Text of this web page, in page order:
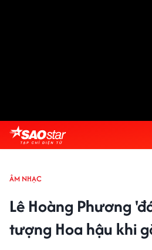
ÂM NHẠC
Lê Hoàng Phương
tượng Hoa hậu khi